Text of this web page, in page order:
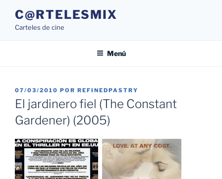
contenido
C@RTELESMIX
Carteles de cine
Menú
PUBLICADO
EL
07/03/2010 POR REFINEDPASTRY
El jardinero fiel (The Constant
Gardener) (2005)